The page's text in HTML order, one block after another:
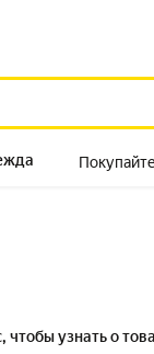
чтобы узнать о